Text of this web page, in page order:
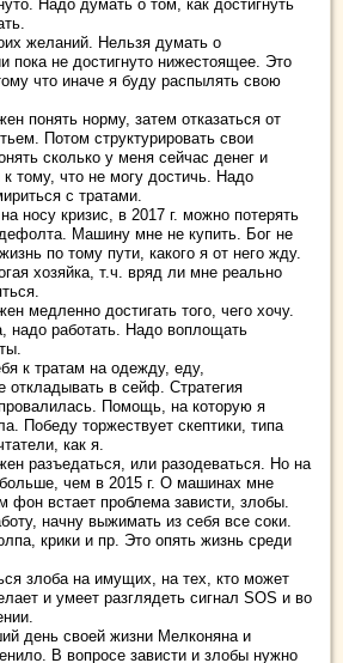
Надо думать о том, как достигнуть
желаний. Нельзя думать о
не достигнуто нижестоящее. Это
что иначе я буду распылять свою
понять норму, затем отказаться от
Потом структурировать свои
сколько у меня сейчас денег и
к тому, что не могу достичь. Надо
с тратами.
носу кризис, в 2017 г. можно потерять
Машину мне не купить. Бог не
по тому пути, какого я от него жду.
хозяйка, т.ч. вряд ли мне реально
медленно достигать того, чего хочу.
надо работать. Надо воплощать
к тратам на одежду, еду,
откладывать в сейф. Стратегия
Помощь, на которую я
Победу торжествует скептики, типа
как я.
разъедаться, или разодеваться. Но на
больше, чем в 2015 г. О машинах мне
фон встает проблема зависти, злобы.
начну выжимать из себя все соки.
крики и пр. Это опять жизнь среди
злоба на имущих, на тех, кто может
и умеет разглядеть сигнал SOS и во
день своей жизни Мелконяна и
В вопросе зависти и злобы нужно